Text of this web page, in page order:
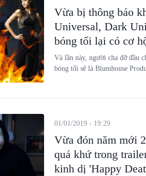
Vừa bị thông báo
Universal, Dark
bóng tối lại có cơ
bởi Blumhouse
Và lần này, người cha đỡ đầu
bóng tối sẽ là Blumhouse
Vừa đón năm mới
quá khứ trong
kinh dị 'Happy
01/01/2019 - 19:29